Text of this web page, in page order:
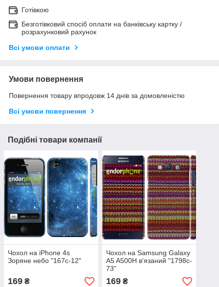
Готівкою
Безготівковий спосіб оплати на банківську картку /
розрахунковий рахунок
Всі умови оплати
Умови повернення
Повернення товару впродовж 14 днів за домовленістю
Всі умови повернення
Подібні товари компанії
Чохол на iPhone 4s
Зоряне небо "167c-12"
169 ₴
Чохол на Samsung Galaxy
A5 A500H в'язаний "1798c-
73"
169₴